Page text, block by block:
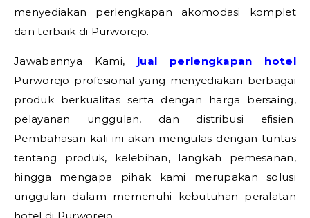
menyediakan perlengkapan akomodasi komplet
dan terbaik di Purworejo.
Jawabannya Kami, jual perlengkapan hotel
Purworejo profesional yang menyediakan berbagai
produk berkualitas serta dengan harga bersaing,
pelayanan unggulan, dan distribusi efisien.
Pembahasan kali ini akan mengulas dengan tuntas
tentang produk, kelebihan, langkah pemesanan,
hingga mengapa pihak kami merupakan solusi
unggulan dalam memenuhi kebutuhan peralatan
hotel di Purworejo.